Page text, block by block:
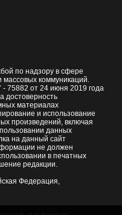
по надзору в сфере
коммуникаций.
75882 от 24 июня 2019 года
достоверность
материалах
и использование
произведений, включая
данных
на данный сайт
не должен
в печатных
редакции.
Федерация,